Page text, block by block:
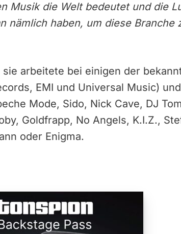
Musik die Welt bedeutet und die
nämlich haben, um diese Branche
arbeitete bei einigen der
EMI und Universal Music)
Mode, Sido, Nick Cave, DJ
Goldfrapp, No Angels, K.I.Z.,
oder Enigma.